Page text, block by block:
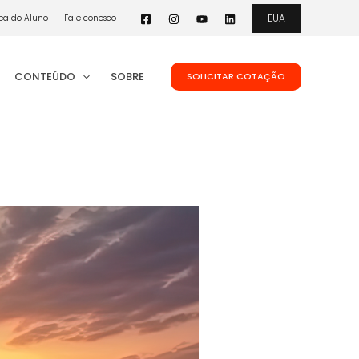
do Aluno Fale conosco EUA
CONTEÚDO SOBRE SOLICITAR COTAÇÃO